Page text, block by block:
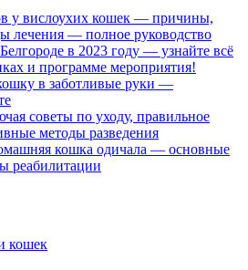
у вислоухих кошек — причины,
лечения — полное руководство
в 2023 году — узнайте всё
и программе мероприятия!
в заботливые руки —
советы по уходу, правильное
методы разведения
кошка одичала — основные
реабилитации
кошек